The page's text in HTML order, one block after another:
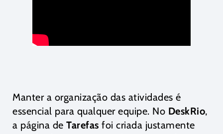
Manter a organização das atividades é
essencial para qualquer equipe. No DeskRio,
a página de Tarefas foi criada justamente